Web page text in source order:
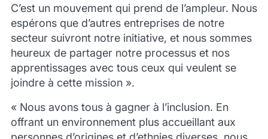
C’est un mouvement qui prend de l’ampleur. Nous
espérons que d’autres entreprises de notre
secteur suivront notre initiative, et nous sommes
heureux de partager notre processus et nos
apprentissages avec tous ceux qui veulent se
joindre à cette mission ».
« Nous avons tous à gagner à l’inclusion. En
offrant un environnement plus accueillant aux